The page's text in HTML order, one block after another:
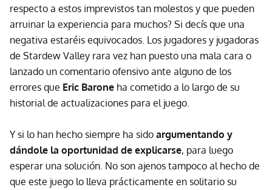
respecto a estos imprevistos tan molestos y que pueden
arruinar la experiencia para muchos? Si decís que una
negativa estaréis equivocados. Los jugadores y jugadoras
de Stardew Valley rara vez han puesto una mala cara o
lanzado un comentario ofensivo ante alguno de los
errores que Eric Barone ha cometido a lo largo de su
historial de actualizaciones para el juego.
Y si lo han hecho siempre ha sido argumentando y
dándole la oportunidad de explicarse, para luego
esperar una solución. No son ajenos tampoco al hecho de
que este juego lo lleva prácticamente en solitario su